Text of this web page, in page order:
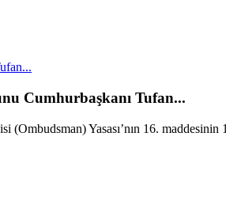
Cumhurbaşkanı Tufan...
Yasası’nın 16. maddesinin